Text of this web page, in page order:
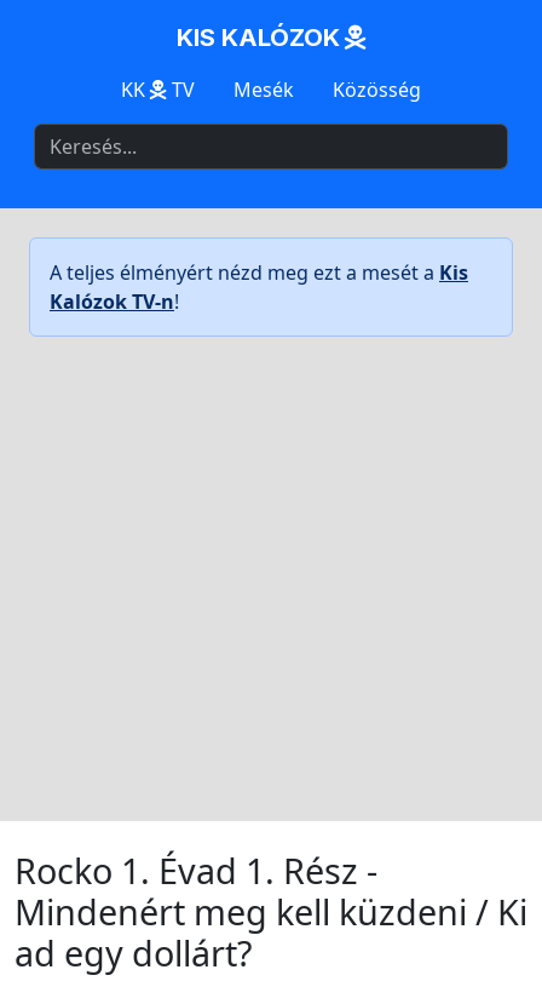
KIS KALÓZOK
KK TV Mesék Közösség
A teljes élményért nézd meg ezt a mesét a Kis
Kalózok TV-n!
Rocko 1. Évad 1. Rész -
Mindenért meg kell küzdeni / Ki
ad egy dollárt?